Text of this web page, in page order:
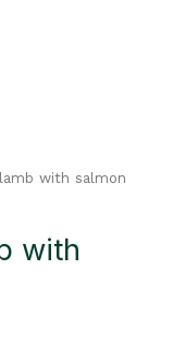
with salmon
with